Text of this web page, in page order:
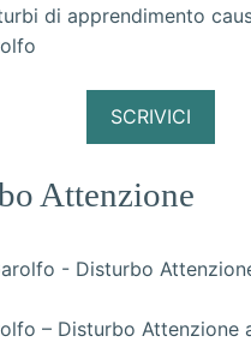
di apprendimento
SCRIVICI
Attenzione
– Disturbo Attenzione